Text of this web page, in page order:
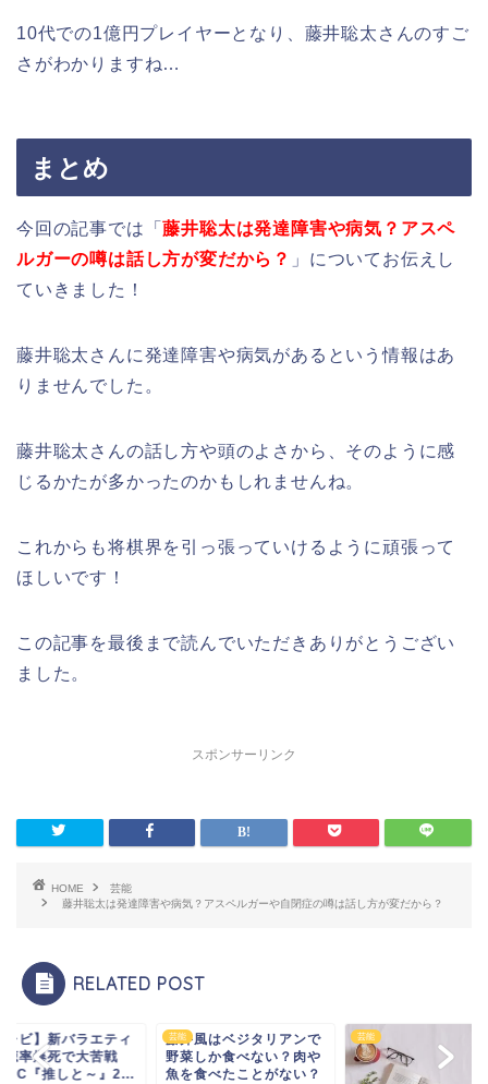
10代での1億円プレイヤーとなり、藤井聡太さんのすご
さがわかりますね…
まとめ
今回の記事では「藤井聡太は発達障害や病気？アスペ
ルガーの噂は話し方が変だから？ 」についてお伝えし
ていきました！
藤井聡太さんに発達障害や病気があるという情報はあ
りませんでした。
藤井聡太さんの話し方や頭のよさから、そのように感
じるかたが多かったのかもしれませんね。
これからも将棋界を引っ張っていけるように頑張って
ほしいです！
この記事を最後まで読んでいただきありがとうござい
ました。
スポンサーリンク
HOME
芸能
藤井聡太は発達障害や病気？アスペルガーや自閉症の噂は話し方が変だから？
RELATED POST
レビ】新バラエティ
聴率爆死で大苦戦
MC『推しと～』2...
芸能
藤井風はベジタリアンで
野菜しか食べない？肉や
魚を食べたことがない？
芸能